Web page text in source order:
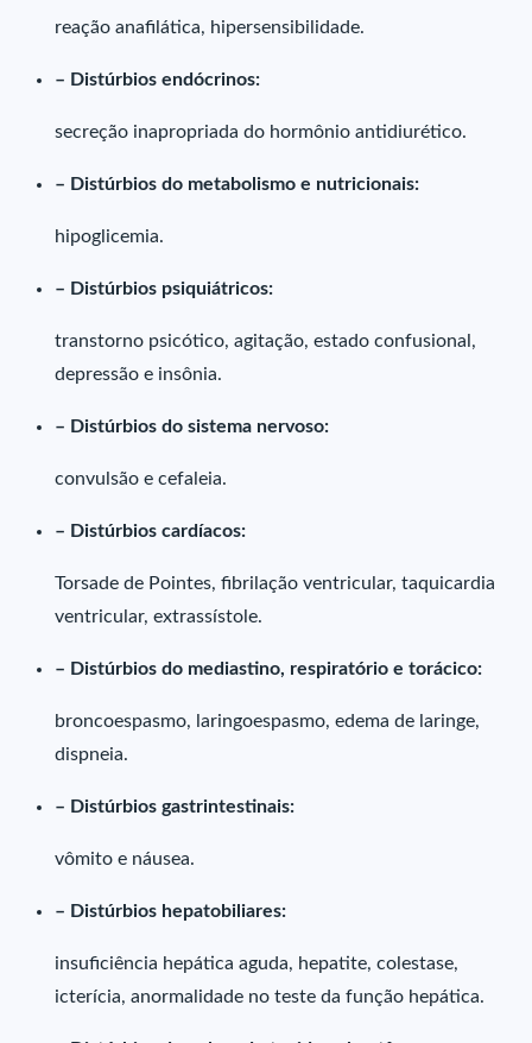
reação anafilática, hipersensibilidade.
– Distúrbios endócrinos:
secreção inapropriada do hormônio antidiurético.
– Distúrbios do metabolismo e nutricionais:
hipoglicemia.
– Distúrbios psiquiátricos:
transtorno psicótico, agitação, estado confusional,
depressão e insônia.
– Distúrbios do sistema nervoso:
convulsão e cefaleia.
– Distúrbios cardíacos:
Torsade de Pointes, fibrilação ventricular, taquicardia
ventricular, extrassístole.
– Distúrbios do mediastino, respiratório e torácico:
broncoespasmo, laringoespasmo, edema de laringe,
dispneia.
– Distúrbios gastrintestinais:
vômito e náusea.
– Distúrbios hepatobiliares:
insuficiência hepática aguda, hepatite, colestase,
icterícia, anormalidade no teste da função hepática.